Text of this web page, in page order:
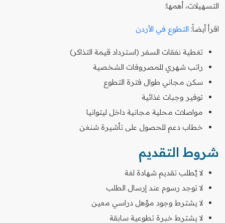
التسهيلات، أهمها:
اقرأ أيضاً: التطوع في الأردن
تغطية نفقات السفر (استرداد قيمة التذاكر)
راتب شهري للمصروفات الشخصية
سكن مجاني طوال فترة التطوع
توفير وجبات غذائية
مواصلات محلية مجانية داخل ليتوانيا
خطاب دعم للحصول على تأشيرة شنغن
شروط التقديم
لا يُطلب تقديم شهادة لغة
لا توجد رسوم عند إرسال الطلب
لا يشترط وجود مؤهل دراسي معين
لا يشترط خبرة تطوعية سابقة